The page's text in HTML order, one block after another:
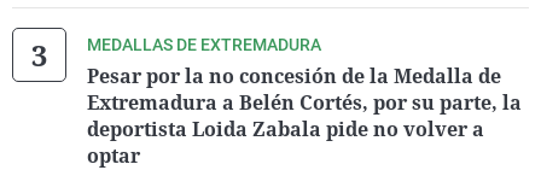
MEDALLAS DE EXTREMADURA
Pesar por la no concesión de la Medalla de
Extremadura a Belén Cortés, por su parte, la
deportista Loida Zabala pide no volver a
optar